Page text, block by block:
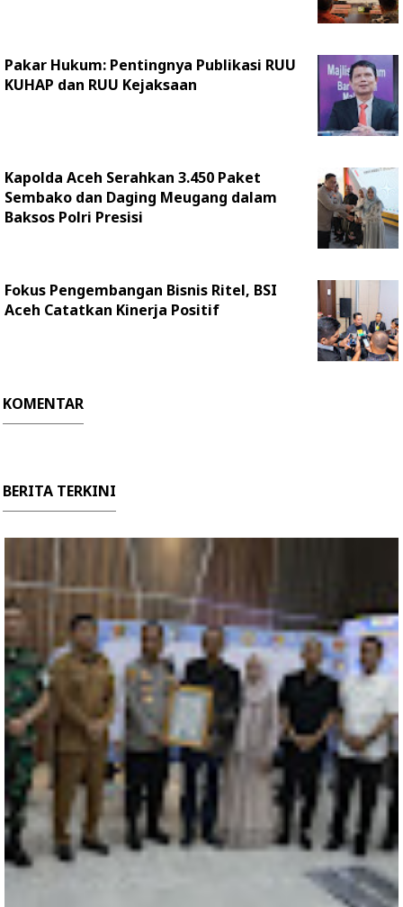
Pakar Hukum: Pentingnya Publikasi RUU
KUHAP dan RUU Kejaksaan
Kapolda Aceh Serahkan 3.450 Paket
Sembako dan Daging Meugang dalam
Baksos Polri Presisi
Fokus Pengembangan Bisnis Ritel, BSI
Aceh Catatkan Kinerja Positif
KOMENTAR
BERITA TERKINI